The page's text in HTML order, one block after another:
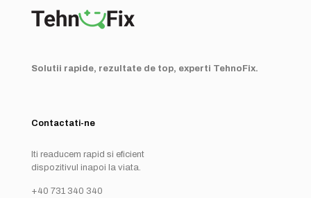
Solutii rapide, rezultate de top, experti TehnoFix.
Contactati-ne
Iti readucem rapid si eficient
dispozitivul inapoi la viata.
+40 731 340 340